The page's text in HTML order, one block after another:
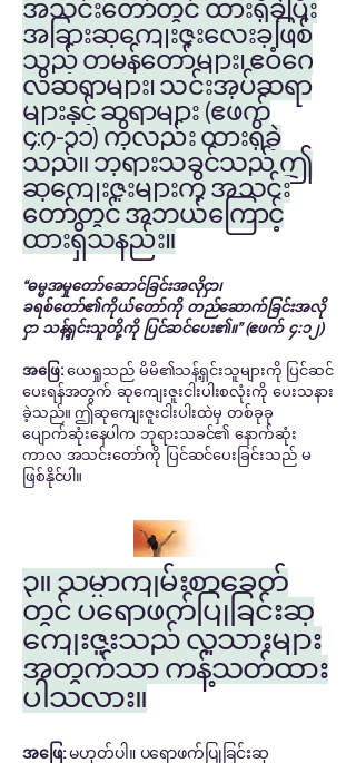
အသင်းတော်တွင် ထားရှိခဲ့ပြီး
အခြားဆုကျေးဇူးလေးခုဖြစ်
သည့် တမန်တော်များ၊ ဧဝံဂေ
လိဆရာများ၊ သင်းအုပ်ဆရာ
များနှင့် ဆရာများ (ဧဖက်
၄:၇-၁၁) ကိုလည်း ထားရှိခဲ့
သည်။ ဘုရားသခင်သည် ဤ
ဆုကျေးဇူးများကို အသင်း
တော်တွင် အဘယ်ကြောင့်
ထားရှိသနည်း။
“ဓမ္မအမှုတော်ဆောင်ခြင်းအလိုငှာ၊
ခရစ်တော်၏ကိုယ်တော်ကို တည်ဆောက်ခြင်းအလို
ငှာ သန့်ရှင်းသူတို့ကို ပြင်ဆင်ပေး၏။” (ဧဖက် ၄:၁၂)
အဖြေ:ယေရှုသည် မိမိ၏သန့်ရှင်းသူများကို ပြင်ဆင်
ပေးရန်အတွက် ဆုကျေးဇူးငါးပါးစလုံးကို ပေးသနား
ခဲ့သည်။ ဤဆုကျေးဇူးငါးပါးထဲမှ တစ်ခုခု
ပျောက်ဆုံးနေပါက ဘုရားသခင်၏ နောက်ဆုံး
ကာလ အသင်းတော်ကို ပြင်ဆင်ပေးခြင်းသည် မ
ဖြစ်နိုင်ပါ။
၃။ သမ္မာကျမ်းစာခေတ်
တွင် ပရောဖက်ပြုခြင်းဆု
ကျေးဇူးသည် လူသားများ
အတွက်သာ ကန့်သတ်ထား
ပါသလား။
အဖြေ:မဟုတ်ပါ။ ပရောဖက်ပြုခြင်းဆု